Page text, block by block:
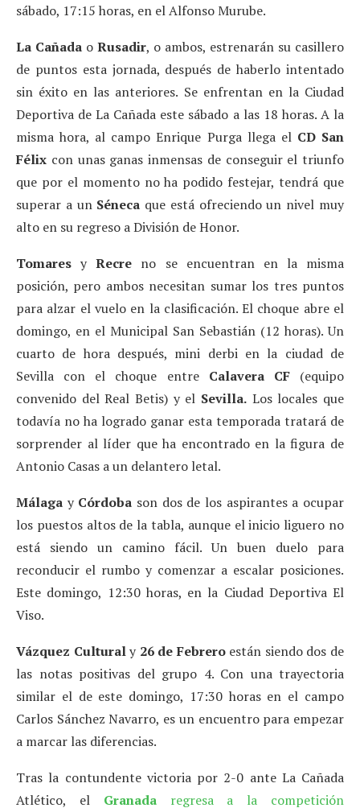
sábado, 17:15 horas, en el Alfonso Murube.
La Cañada o Rusadir, o ambos, estrenarán su casillero
de puntos esta jornada, después de haberlo intentado
sin éxito en las anteriores. Se enfrentan en la Ciudad
Deportiva de La Cañada este sábado a las 18 horas. A la
misma hora, al campo Enrique Purga llega el CD San
Félix con unas ganas inmensas de conseguir el triunfo
que por el momento no ha podido festejar, tendrá que
superar a un Séneca que está ofreciendo un nivel muy
alto en su regreso a División de Honor.
TomaresyRecre no se encuentran en la misma
posición, pero ambos necesitan sumar los tres puntos
para alzar el vuelo en la clasificación. El choque abre el
domingo, en el Municipal San Sebastián (12 horas). Un
cuarto de hora después, mini derbi en la ciudad de
Sevilla con el choque entre Calavera CF(equipo
convenido del Real Betis) y el Sevilla. Los locales que
todavía no ha logrado ganar esta temporada tratará de
sorprender al líder que ha encontrado en la figura de
Antonio Casas a un delantero letal.
Málaga yCórdoba son dos de los aspirantes a ocupar
los puestos altos de la tabla, aunque el inicio liguero no
está siendo un camino fácil. Un buen duelo para
reconducir el rumbo y comenzar a escalar posiciones.
Este domingo, 12:30 horas, en la Ciudad Deportiva El
Viso.
Vázquez Culturaly26 de Febreroestán siendo dos de
las notas positivas del grupo 4. Con una trayectoria
similar el de este domingo, 17:30 horas en el campo
Carlos Sánchez Navarro, es un encuentro para empezar
a marcar las diferencias.
Tras la contundente victoria por 2-0 ante La Cañada
Atlético, el Granada regresa a la competición